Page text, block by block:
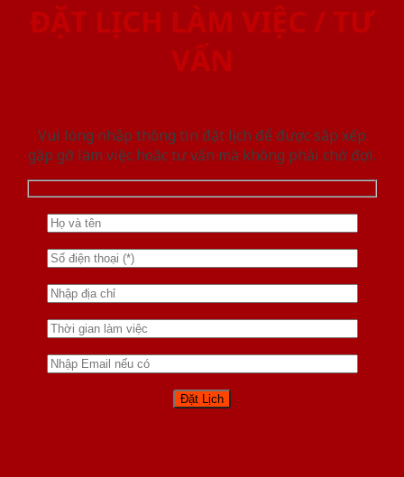
ĐẶT LỊCH LÀM VIỆC / TƯ
VẤN
Vui lòng nhập thông tin đặt lịch để được sắp xếp
gặp gỡ làm việc hoăc tư vấn mà không phải chờ đợi.